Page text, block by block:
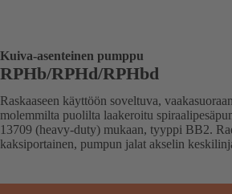
Kuiva-asenteinen pumppu
RPHb/RPHd/RPHbd
Raskaaseen käyttöön soveltuva,
molemmilta puolilta laakeroitu
13709 (heavy-duty) mukaan, tyyppi BB2.
kaksiportainen, pumpun jalat akselin